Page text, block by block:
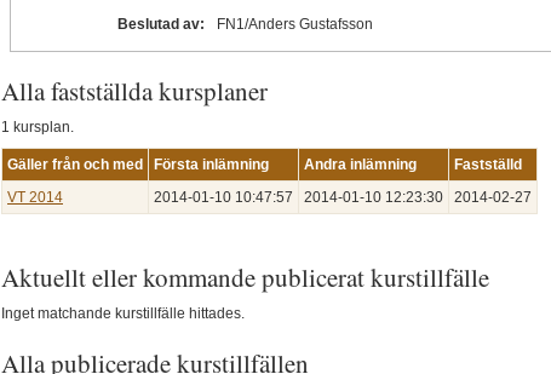
Beslutad av:
FN1/Anders Gustafsson
Alla fastställda kursplaner
1 kursplan.
Gäller från och med Första inlämning Andra inlämning
Fastställd
VT 2014
2014‑01‑10 10:47:57 2014‑01‑10 12:23:30 2014‑02‑27
Aktuellt eller kommande publicerat kurstillfälle
Inget matchande kurstillfälle hittades.
Alla publicerade kurstillfällen